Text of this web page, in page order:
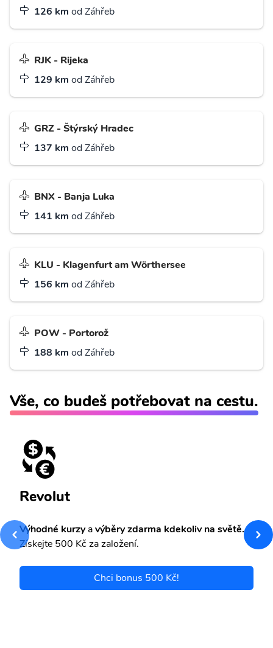
126 km od Záhřeb
RJK - Rijeka
129 km od Záhřeb
GRZ - Štýrský Hradec
137 km od Záhřeb
BNX - Banja Luka
141 km od Záhřeb
KLU - Klagenfurt am Wörthersee
156 km od Záhřeb
POW - Portorož
188 km od Záhřeb
Vše, co budeš potřebovat na cestu.
Revolut
Výhodné kurzyavýběry zdarma kdekoliv na světě.
Získejte 500 Kč za založení.
Chci bonus 500 Kč!